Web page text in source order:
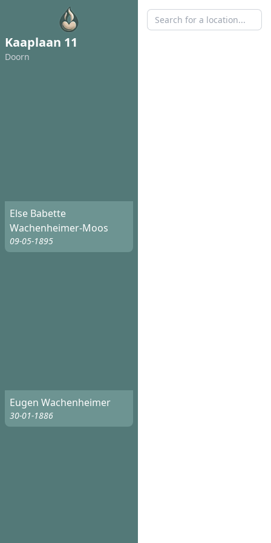
Kaaplaan 11
Doorn
Else Babette
Wachenheimer-Moos
09-05-1895
Eugen Wachenheimer
30-01-1886